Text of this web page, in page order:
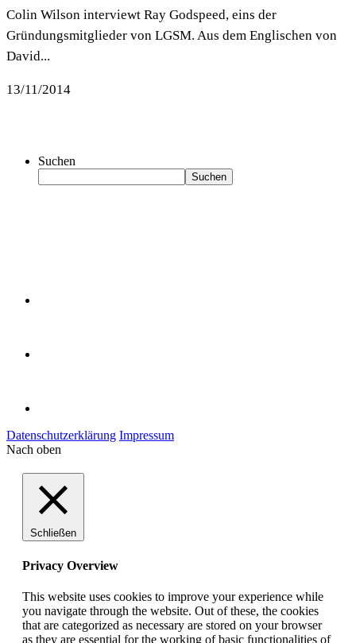
Colin Wilson interviewt Ray Godspeed, eins der
Gründungsmitglieder von LGSM. Aus dem Englischen von
David...
13/11/2014
Suchen
Suchen
Datenschutzerklärung Impressum
Nach oben
Schließen
Privacy Overview
This website uses cookies to improve your experience while
you navigate through the website. Out of these, the cookies
that are categorized as necessary are stored on your browser
as they are essential for the working of basic functionalities of